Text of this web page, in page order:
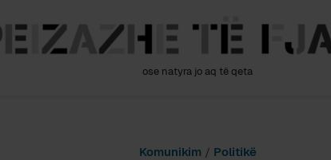
ose natyra jo aq të qeta
Komunikim / Politikë